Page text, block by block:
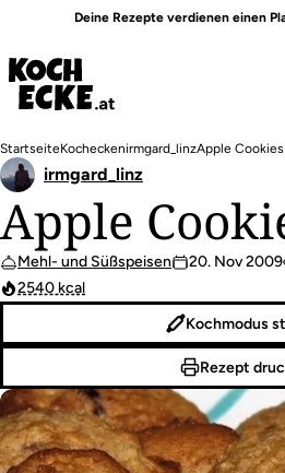
Inhalt
Deine Rezepte verdienen einen
Pfadnavigation
StartseiteKocheckenirmgard_linzApple Cookies
Apple
Mehl- und Süßspeisen 20. Nov 2009
2540 kcal
irmgard_linz
Kochmodus
Rezept